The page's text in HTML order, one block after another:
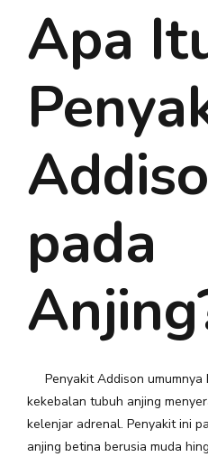
Apa
pada
Penyakit Addison umumnya
kekebalan tubuh anjing
kelenjar adrenal. Penyakit ini
anjing betina berusia muda